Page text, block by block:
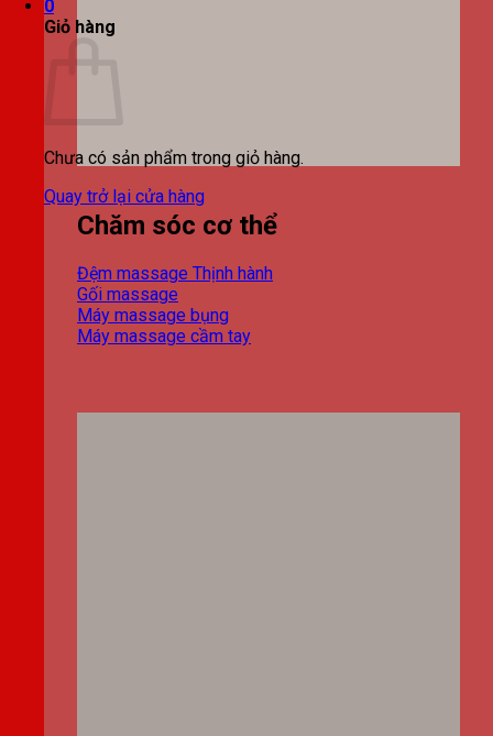
0
Giỏ hàng
Chưa có sản phẩm trong giỏ hàng.
Quay trở lại cửa hàng
Chăm sóc cơ thể
Đệm massage
Gối massage
Máy massage bụng
Máy massage cầm tay